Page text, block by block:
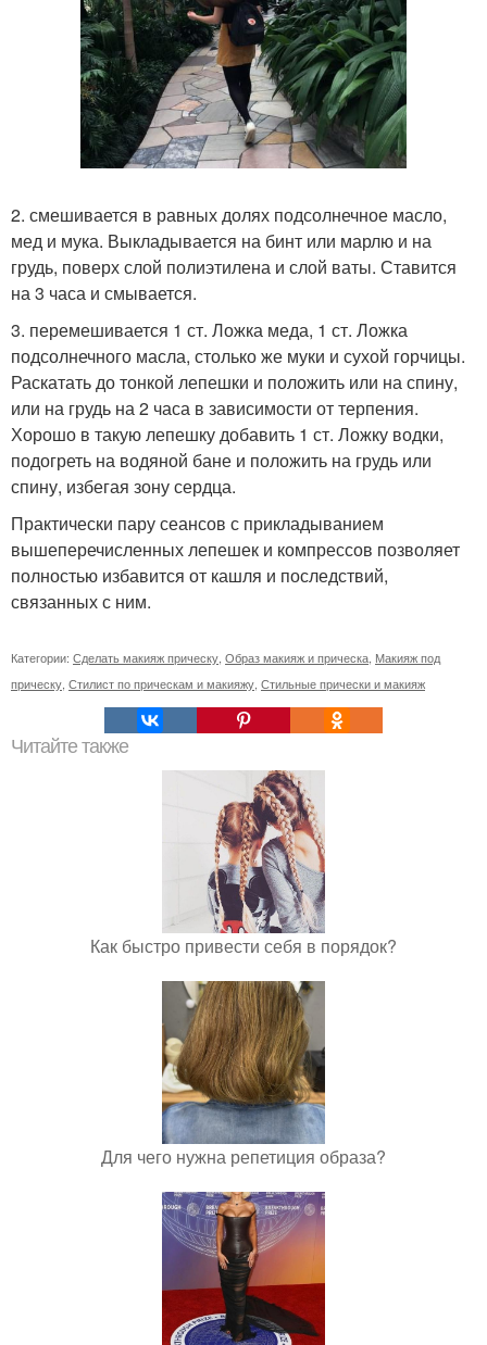
2. смешивается в равных долях подсолнечное масло,
мед и мука. Выкладывается на бинт или марлю и на
грудь, поверх слой полиэтилена и слой ваты. Ставится
на 3 часа и смывается.
3. перемешивается 1 ст. Ложка меда, 1 ст. Ложка
подсолнечного масла, столько же муки и сухой горчицы.
Раскатать до тонкой лепешки и положить или на спину,
или на грудь на 2 часа в зависимости от терпения.
Хорошо в такую лепешку добавить 1 ст. Ложку водки,
подогреть на водяной бане и положить на грудь или
спину, избегая зону сердца.
Практически пару сеансов с прикладыванием
вышеперечисленных лепешек и компрессов позволяет
полностью избавится от кашля и последствий,
связанных с ним.
Категории: Сделать макияж прическу Образ макияж и прическа Макияж под
прическу Стилист по прическам и макияжу Стильные прически и макияж
Читайте также
Как быстро привести себя в порядок?
Для чего нужна репетиция образа?